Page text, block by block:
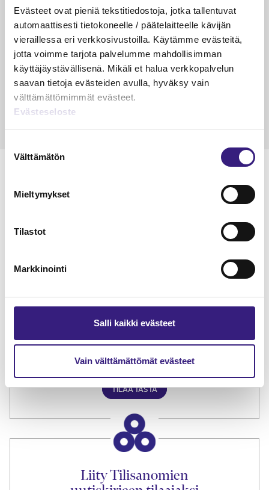
Evästeet ovat pieniä tekstitiedostoja, jotka tallentuvat
automaattisesti tietokoneelle / päätelaitteelle kävijän
vieraillessa eri verkkosivustoilla. Käytämme evästeitä,
jotta voimme tarjota palvelumme mahdollisimman
käyttäjäystävällisenä. Mikäli et halua verkkopalvelun
saavan tietoja evästeiden avulla, hyväksy vain
välttämättömimmät evästeet.
Evästeseloste
valinta
Välttämätön
Mieltymykset
Tilastot
Markkinointi
Salli kaikki evästeet
Vain välttämättömät evästeet
Kulu­veloitukset arvon­lisä­
verotuksessa – omien kulujen
veloitus, kulujen edelleen­
veloitus ja läpi­laskutus
15.5.2023 10 min
Tilaa Tilisanomien
lukuoikeus
TILAA TÄSTÄ
Liity Tilisanomien